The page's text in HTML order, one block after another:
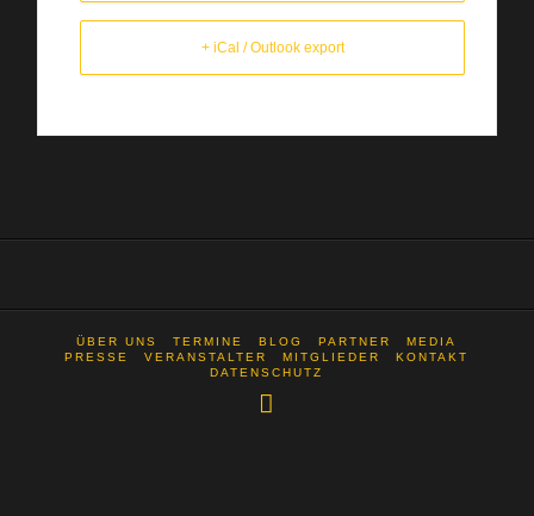
+ iCal / Outlook export
ÜBER UNS TERMINE BLOG PARTNER
MEDIA
PRESSE
VERANSTALTER MITGLIEDER
KONTAKT
DATENSCHUTZ